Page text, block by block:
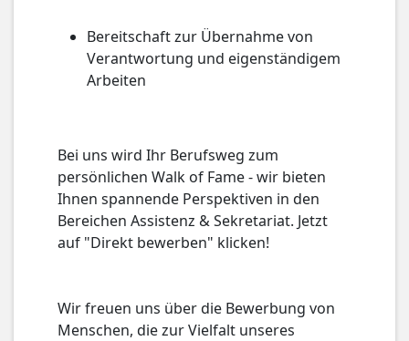
Bereitschaft zur Übernahme von
Verantwortung und eigenständigem
Arbeiten
Bei uns wird Ihr Berufsweg zum
persönlichen Walk of Fame - wir bieten
Ihnen spannende Perspektiven in den
Bereichen Assistenz & Sekretariat. Jetzt
auf "Direkt bewerben" klicken!
Wir freuen uns über die Bewerbung von
Menschen, die zur Vielfalt unseres